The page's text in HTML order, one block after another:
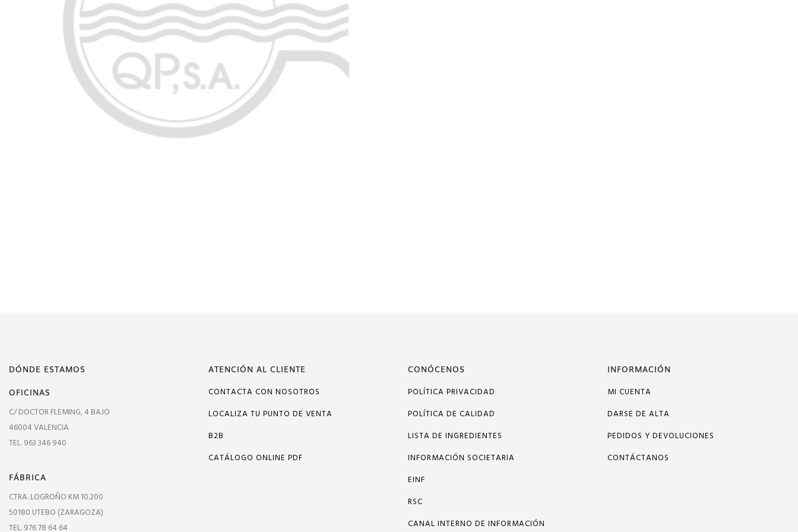
DÓNDE ESTAMOS
OFICINAS
C/ DOCTOR FLEMING, 4 BAJO
46004 VALENCIA
TEL. 963 346 940
FÁBRICA
CTRA. LOGROÑO KM 10.200
50180 UTEBO (ZARAGOZA)
TEL. 976 78 64 64
ATENCIÓN AL CLIENTE
CONTACTA CON NOSOTROS
LOCALIZA TU PUNTO DE VENTA
B2B
CATÁLOGO ONLINE PDF
CONÓCENOS
POLÍTICA PRIVACIDAD
POLÍTICA DE CALIDAD
LISTA DE INGREDIENTES
INFORMACIÓN SOCIETARIA
EINF
RSC
CANAL INTERNO DE INFORMACIÓN
INFORMACIÓN
MI CUENTA
DARSE DE ALTA
PEDIDOS Y DEVOLUCIONES
CONTÁCTANOS